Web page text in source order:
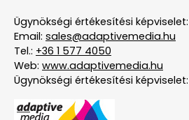
Ügynökségi értékesítési
Email: sales@adaptivemedia.hu
Tel.: +36 1 577 4050
Web: www.adaptivemedia.hu
Ügynökségi értékesítési képviselet: